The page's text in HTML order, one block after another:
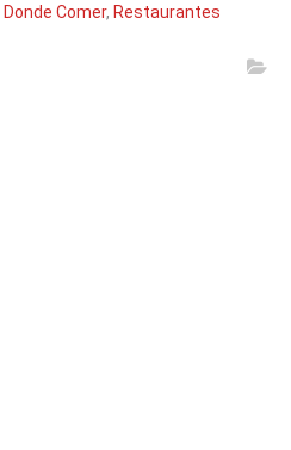
Donde Comer, Restaurantes